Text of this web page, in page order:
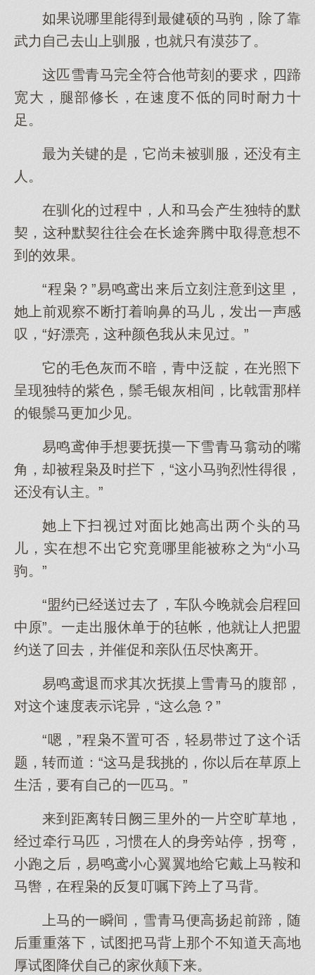
如果说哪里能得到最健硕的马驹，除了靠
武力自己去山上驯服，也就只有漠莎了。
这匹雪青马完全符合他苛刻的要求，四蹄
宽大，腿部修长，在速度不低的同时耐力十
足。
最为关键的是，它尚未被驯服，还没有主
人。
在驯化的过程中，人和马会产生独特的默
契，这种默契往往会在长途奔腾中取得意想不
到的效果。
“程枭？”易鸣鸢出来后立刻注意到这里，
她上前观察不断打着响鼻的马儿，发出一声感
叹，“好漂亮，这种颜色我从未见过。”
它的毛色灰而不暗，青中泛靛，在光照下
呈现独特的紫色，鬃毛银灰相间，比戟雷那样
的银鬃马更加少见。
易鸣鸢伸手想要抚摸一下雪青马翕动的嘴
角，却被程枭及时拦下，“这小马驹烈性得很，
还没有认主。”
她上下扫视过对面比她高出两个头的马
儿，实在想不出它究竟哪里能被称之为“小马
驹。”
“盟约已经送过去了，车队今晚就会启程回
中原”。一走出服休单于的毡帐，他就让人把盟
约送了回去，并催促和亲队伍尽快离开。
易鸣鸢退而求其次抚摸上雪青马的腹部，
对这个速度表示诧异，“这么急？”
“嗯，”程枭不置可否，轻易带过了这个话
题，转而道：“这马是我挑的，你以后在草原上
生活，要有自己的一匹马。”
来到距离转日阙三里外的一片空旷草地，
经过牵行马匹，习惯在人的身旁站停，拐弯，
小跑之后，易鸣鸢小心翼翼地给它戴上马鞍和
马辔，在程枭的反复叮嘱下跨上了马背。
上马的一瞬间，雪青马便高扬起前蹄，随
后重重落下，试图把马背上那个不知道天高地
厚试图降伏自己的家伙颠下来。